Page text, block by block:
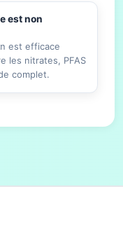
est non
est efficace
les nitrates, PFAS
complet.